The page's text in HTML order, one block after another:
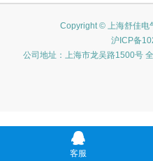
Copyright © 上海舒佳电
沪ICP备
公司地址：上海市龙吴路1500号
客服